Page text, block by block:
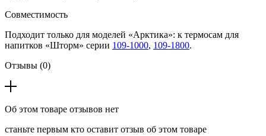
Совместимость
Подходит только для моделей «Арктика»: к термосам для
напитков «Шторм» серии 109-1000, 109-1800.
Отзывы (0)
Об этом товаре отзывов нет
станьте первым кто оставит отзыв об этом товаре